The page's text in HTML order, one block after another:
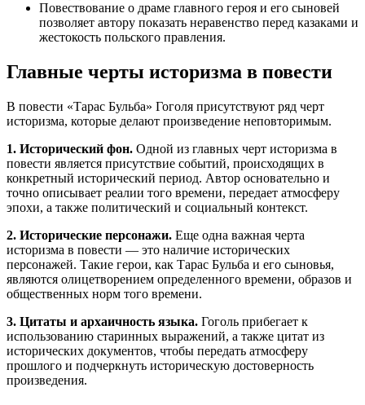
Повествование о драме главного героя и его сыновей
позволяет автору показать неравенство перед казаками и
жестокость польского правления.
Главные черты историзма в повести
В повести «Тарас Бульба» Гоголя присутствуют ряд черт
историзма, которые делают произведение неповторимым.
1. Исторический фон. Одной из главных черт историзма в
повести является присутствие событий, происходящих в
конкретный исторический период. Автор основательно и
точно описывает реалии того времени, передает атмосферу
эпохи, а также политический и социальный контекст.
2. Исторические персонажи. Еще одна важная черта
историзма в повести — это наличие исторических
персонажей. Такие герои, как Тарас Бульба и его сыновья,
являются олицетворением определенного времени, образов и
общественных норм того времени.
3. Цитаты и архаичность языка. Гоголь прибегает к
использованию старинных выражений, а также цитат из
исторических документов, чтобы передать атмосферу
прошлого и подчеркнуть историческую достоверность
произведения.